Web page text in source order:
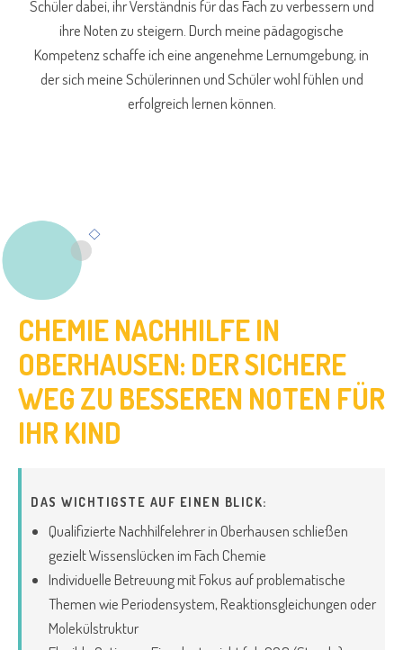
Schüler dabei, ihr Verständnis für das Fach zu verbessern und
ihre Noten zu steigern. Durch meine pädagogische
Kompetenz schaffe ich eine angenehme Lernumgebung, in
der sich meine Schülerinnen und Schüler wohl fühlen und
erfolgreich lernen können.
CHEMIE NACHHILFE IN
OBERHAUSEN: DER SICHERE
WEG ZU BESSEREN NOTEN FÜR
IHR KIND
DAS WICHTIGSTE AUF EINEN BLICK:
Qualifizierte Nachhilfelehrer in Oberhausen schließen
gezielt Wissenslücken im Fach Chemie
Individuelle Betreuung mit Fokus auf problematische
Themen wie Periodensystem, Reaktionsgleichungen oder
Molekülstruktur